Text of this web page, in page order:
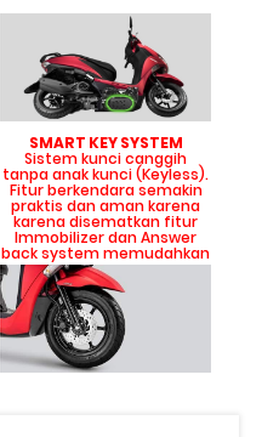
SMART KEY SYSTEM
Sistem kunci canggih
tanpa anak kunci (Keyless).
Fitur berkendara semakin
praktis dan aman karena
karena disematkan fitur
Immobilizer dan Answer
back system memudahkan